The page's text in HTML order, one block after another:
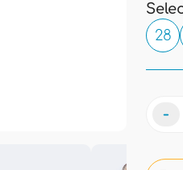
28
-